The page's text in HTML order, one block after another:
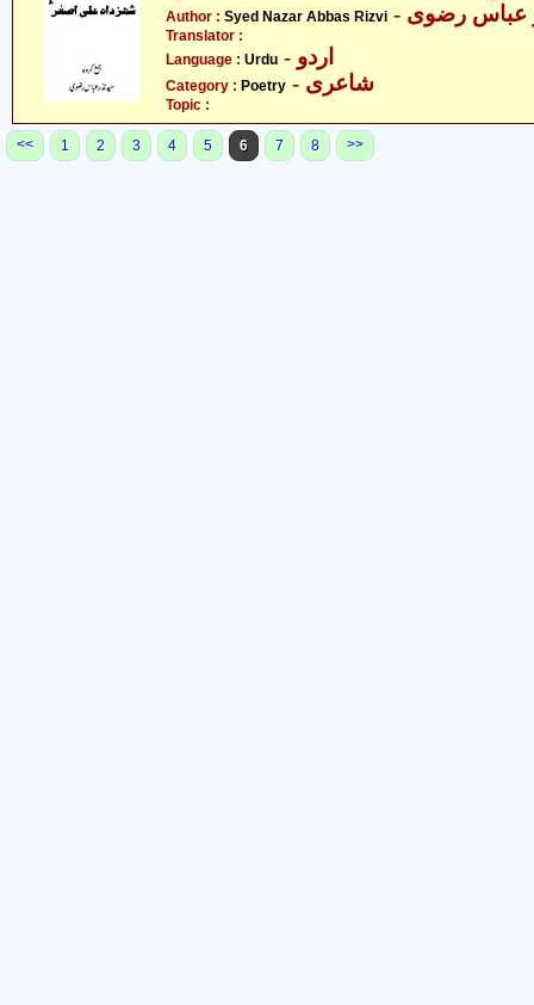
Author : Syed Nazar Abbas Rizvi عباس رضوی
Translator :
Language : Urdu - اردو
Category : Poetry - شاعری
Topic :
<< 1 2 3 4 5 6 7 8 >>